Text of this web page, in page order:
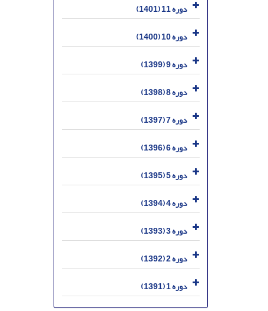
دوره 11 (1401)
دوره 10 (1400)
دوره 9 (1399)
دوره 8 (1398)
دوره 7 (1397)
دوره 6 (1396)
دوره 5 (1395)
دوره 4 (1394)
دوره 3 (1393)
دوره 2 (1392)
دوره 1 (1391)